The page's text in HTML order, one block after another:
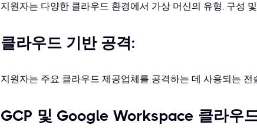
지원자는 다양한 클라우드 환경에서 가상 머신의 유형, 구성
클라우드 기반 공격:
지원자는 주요 클라우드 제공업체를 공격하는 데 사용되는
GCP 및 Google Workspace 클라우